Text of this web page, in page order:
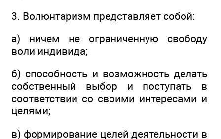
3. Волюнтаризм представляет собой:
а) ничем не ограниченную свободу
воли индивида;
б) способность и возможность делать
собственный выбор и поступать в
соответствии со своими интересами и
целями;
в) формирование целей деятельности в